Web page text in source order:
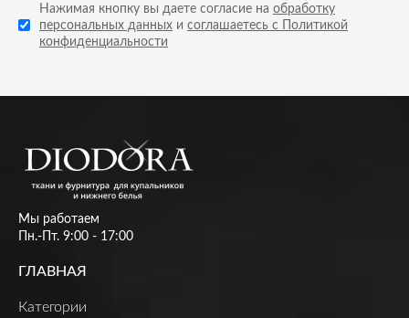
Нажимая кнопку вы даете согласие на обработку
персональных данных и соглашаетесь с Политикой
конфиденциальности
Мы работаем
Пн.-Пт. 9:00 - 17:00
ГЛАВНАЯ
Категории